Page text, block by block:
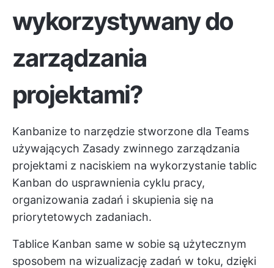
wykorzystywany do
zarządzania
projektami?
Kanbanize to narzędzie stworzone dla Teams
używających Zasady zwinnego zarządzania
projektami z naciskiem na wykorzystanie tablic
Kanban do usprawnienia cyklu pracy,
organizowania zadań i skupienia się na
priorytetowych zadaniach.
Tablice Kanban same w sobie są użytecznym
sposobem na wizualizację zadań w toku, dzięki